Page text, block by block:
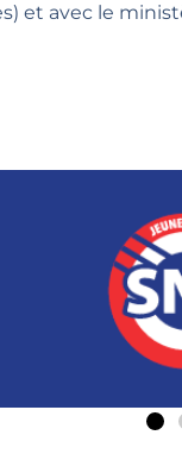
et avec le